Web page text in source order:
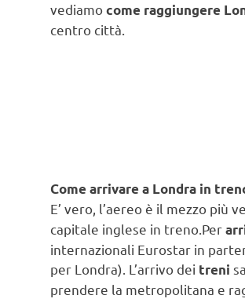
vediamocome raggiungere
centro città.
Come arrivare a Londra in
E’ vero, l’aereo è il mezzo più
capitale inglese in treno.Per
internazionali Eurostar in
per Londra). L’arrivo dei treni
prendere la metropolitana e